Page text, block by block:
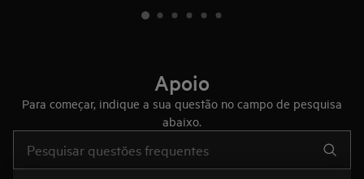
Apoio
Para começar, indique a sua questão no campo de pesquisa
abaixo.